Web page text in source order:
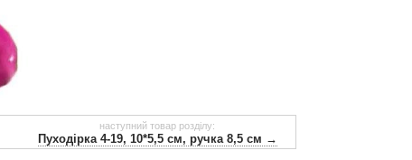
наступний товар розділу:
Пуходірка 4-19, 10*5,5 см, ручка 8,5 см →